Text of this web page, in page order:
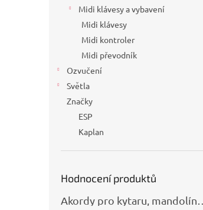
Midi klávesy a vybavení
Midi klávesy
Midi kontroler
Midi převodník
Ozvučení
Světla
Značky
ESP
Kaplan
Hodnocení produktů